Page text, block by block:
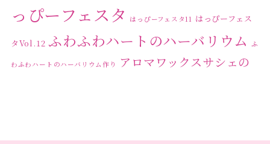
っぴーフェスタ
はっぴーフェスタ11 はっぴーフェス
タVol.12 ふわふわハートのハーバリウム ふ
わふわハートのハーバリウム作り
アロマワックスサシェの